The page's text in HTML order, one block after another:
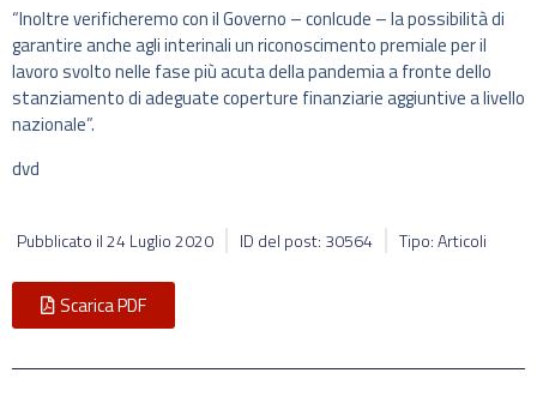
“Inoltre verificheremo con il Governo – conlcude – la possibilità di
garantire anche agli interinali un riconoscimento premiale per il
lavoro svolto nelle fase più acuta della pandemia a fronte dello
stanziamento di adeguate coperture finanziarie aggiuntive a livello
nazionale”.
dvd
Pubblicato il24 Luglio 2020 ID del post: 30564 Tipo: Articoli
Scarica PDF